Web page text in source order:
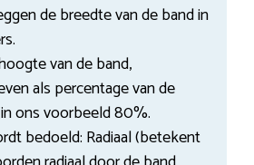
de breedte van de band in
van de band,
als percentage van de
ons voorbeeld 80%.
bedoeld: Radiaal (betekent